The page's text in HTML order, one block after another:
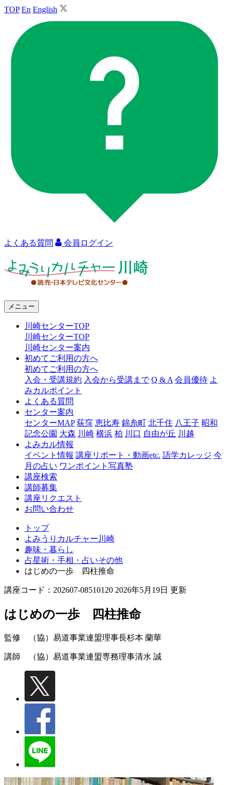
TOP En English
よくある質問 会員ログイン
ャ
崎
メニュー
川崎センターTOP
川崎センターTOP
川崎センター案内
初めてご利用の方へ
初めてご利用の方へ
入会・受講規約 入会から受講まで Q & A 会員優待 よ
みカルポイント
よくある質問
センター案内
センターMAP 荻窪 恵比寿 錦糸町 北千住 八王子 昭和
記念公園 大森 川崎 横浜 柏 川口 自由が丘 川越
よみカル情報
イベント情報 講座リポート・動画etc. 語学カレッジ 今
月の占い ワンポイント写真塾
講座検索
講師募集
講座リクエスト
お問い合わせ
トップ
よみうりカルチャー川崎
趣味・暮らし
占星術・手相・占いその他
はじめの一歩 四柱推命
講座コード：202607-08510120 2026年5月19日 更新
はじめの一歩 四柱推命
監修 （協）易道事業連盟理事長杉本 蘭華
講師 （協）易道事業連盟専務理事清水 誠